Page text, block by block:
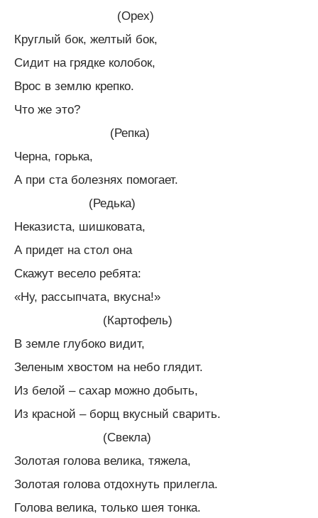
(Орех)
Круглый бок, желтый бок,
Сидит на грядке колобок,
Врос в землю крепко.
Что же это?
(Репка)
Черна, горька,
А при ста болезнях помогает.
(Редька)
Неказиста, шишковата,
А придет на стол она
Скажут весело ребята:
«Ну, рассыпчата, вкусна!»
(Картофель)
В земле глубоко видит,
Зеленым хвостом на небо глядит.
Из белой – сахар можно добыть,
Из красной – борщ вкусный сварить.
(Свекла)
Золотая голова велика, тяжела,
Золотая голова отдохнуть прилегла.
Голова велика, только шея тонка.